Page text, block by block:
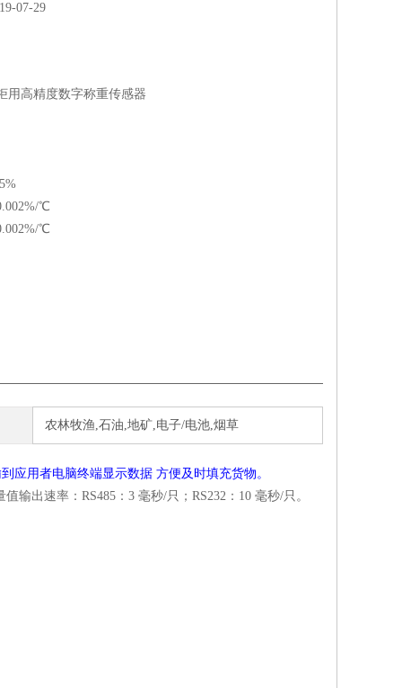
07-29
用高精度数字称重传感器
℃
℃
农林牧渔,石油,地矿,电子/电池,烟草
应用者电脑终端显示数据 方便及时填充货物。
输出速率：RS485：3 毫秒/只；RS232：10 毫秒/只。